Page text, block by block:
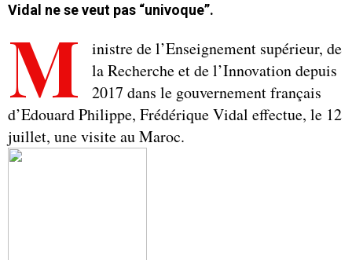
Vidal ne se veut pas “univoque”.
M
inistre de l’Enseignement supérieur, de
la Recherche et de l’Innovation depuis
2017 dans le gouvernement français
d’Edouard Philippe, Frédérique Vidal effectue, le 12
juillet, une visite au Maroc.